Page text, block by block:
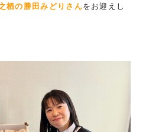
栖の勝田みどりさんをお迎えし